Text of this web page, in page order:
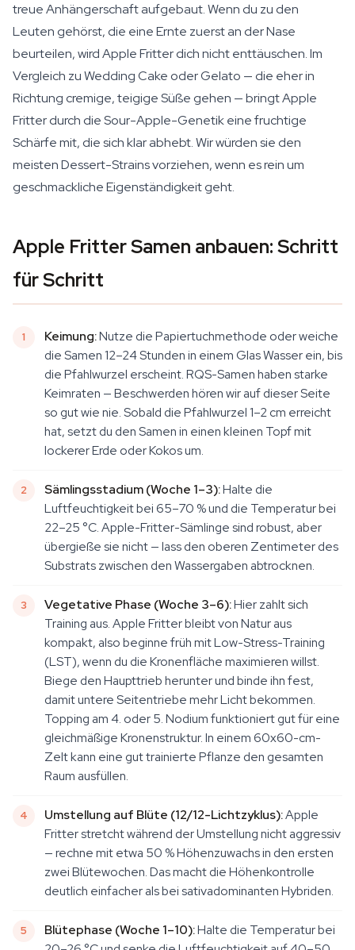
treue Anhängerschaft aufgebaut. Wenn du zu den
Leuten gehörst, die eine Ernte zuerst an der Nase
beurteilen, wird Apple Fritter dich nicht enttäuschen. Im
Vergleich zu Wedding Cake oder Gelato — die eher in
Richtung cremige, teigige Süße gehen — bringt Apple
Fritter durch die Sour-Apple-Genetik eine fruchtige
Schärfe mit, die sich klar abhebt. Wir würden sie den
meisten Dessert-Strains vorziehen, wenn es rein um
geschmackliche Eigenständigkeit geht.
Apple Fritter Samen anbauen: Schritt
für Schritt
Keimung:Nutze die Papiertuchmethode oder weiche
die Samen 12–24 Stunden in einem Glas Wasser ein, bis
die Pfahlwurzel erscheint. RQS-Samen haben starke
Keimraten — Beschwerden hören wir auf dieser Seite
so gut wie nie. Sobald die Pfahlwurzel 1–2 cm erreicht
hat, setzt du den Samen in einen kleinen Topf mit
lockerer Erde oder Kokos um.
Sämlingsstadium (Woche 1–3):Halte die
Luftfeuchtigkeit bei 65–70 % und die Temperatur bei
22–25 °C. Apple-Fritter-Sämlinge sind robust, aber
übergieße sie nicht — lass den oberen Zentimeter des
Substrats zwischen den Wassergaben abtrocknen.
Vegetative Phase (Woche 3–6):Hier zahlt sich
Training aus. Apple Fritter bleibt von Natur aus
kompakt, also beginne früh mit Low-Stress-Training
(LST), wenn du die Kronenfläche maximieren willst.
Biege den Haupttrieb herunter und binde ihn fest,
damit untere Seitentriebe mehr Licht bekommen.
Topping am 4. oder 5. Nodium funktioniert gut für eine
gleichmäßige Kronenstruktur. In einem 60x60-cm-
Zelt kann eine gut trainierte Pflanze den gesamten
Raum ausfüllen.
Umstellung auf Blüte (12/12-Lichtzyklus):Apple
Fritter stretcht während der Umstellung nicht aggressiv
— rechne mit etwa 50 % Höhenzuwachs in den ersten
zwei Blütewochen. Das macht die Höhenkontrolle
deutlich einfacher als bei sativadominanten Hybriden.
Blütephase (Woche 1–10):Halte die Temperatur bei